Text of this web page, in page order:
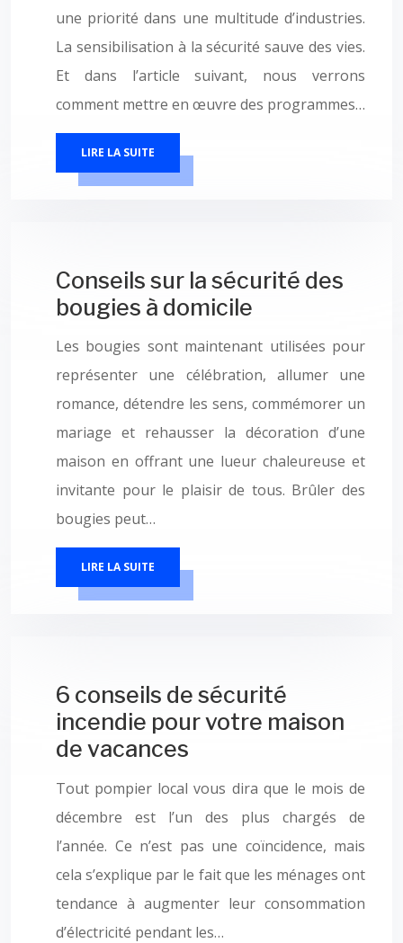
une priorité dans une multitude d’industries.
La sensibilisation à la sécurité sauve des vies.
Et dans l’article suivant, nous verrons
comment mettre en œuvre des programmes…
LIRE LA SUITE
Conseils sur la sécurité des
bougies à domicile
Les bougies sont maintenant utilisées pour
représenter une célébration, allumer une
romance, détendre les sens, commémorer un
mariage et rehausser la décoration d’une
maison en offrant une lueur chaleureuse et
invitante pour le plaisir de tous. Brûler des
bougies peut…
LIRE LA SUITE
6 conseils de sécurité
incendie pour votre maison
de vacances
Tout pompier local vous dira que le mois de
décembre est l’un des plus chargés de
l’année. Ce n’est pas une coïncidence, mais
cela s’explique par le fait que les ménages ont
tendance à augmenter leur consommation
d’électricité pendant les…